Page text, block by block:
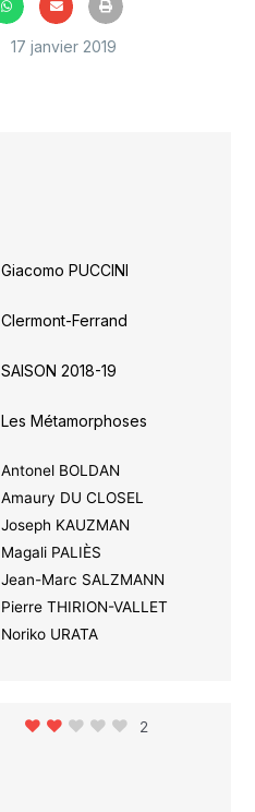
17 janvier 2019
Giacomo PUCCINI
Clermont-Ferrand
SAISON 2018-19
Les Métamorphoses
Antonel BOLDAN
Amaury DU CLOSEL
Joseph KAUZMAN
Magali PALIÈS
Jean-Marc SALZMANN
Pierre THIRION-VALLET
Noriko URATA
2